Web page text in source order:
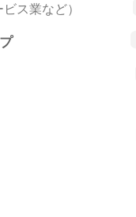
ス業など）